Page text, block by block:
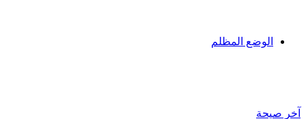
الوضع المظلم
آخر صيحة